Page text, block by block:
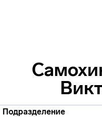
Подразделение